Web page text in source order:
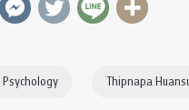
Thipnapa